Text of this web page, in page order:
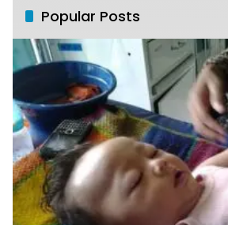
Popular Posts